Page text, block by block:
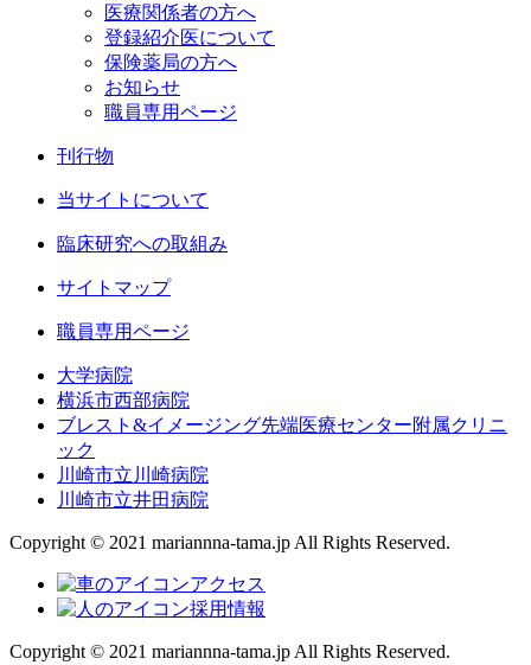
医療関係者の方へ
登録紹介医について
保険薬局の方へ
お知らせ
職員専用ページ
刊行物
当サイトについて
臨床研究への取組み
サイトマップ
職員専用ページ
大学病院
横浜市西部病院
ブレスト&イメージング先端医療センター附属クリニ
ック
川崎市立川崎病院
川崎市立井田病院
Copyright © 2021 mariannna-tama.jp All Rights Reserved.
アクセス
採用情報
Copyright © 2021 mariannna-tama.jp All Rights Reserved.